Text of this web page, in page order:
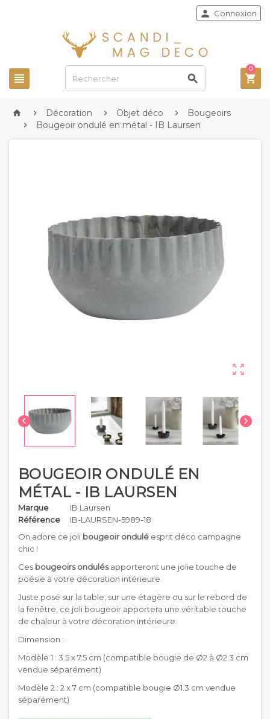
 
 Connexion

0
  Décoration  Objet déco  Bougeoirs
 Bougeoir ondulé en métal - IB Laursen

 
BOUGEOIR ONDULÉ EN
MÉTAL - IB LAURSEN
Marque
IB Laursen
Référence
IB-LAURSEN-5989-18
On adore ce joli bougeoir ondulé esprit déco campagne
chic !
Ces bougeoirs ondulésapporteront une jolie touche de
poésie à votre décoration intérieure.
Juste posé sur la table, sur une étagère ou sur le rebord de
la fenêtre, ce joli bougeoir apportera une véritable touche
de chaleur à votre décoration intérieure.
Dimension :
Modèle 1 : 3.5 x 7.5 cm (compatible bougie de Ø2 à Ø2.3 cm
vendue séparément)
Modèle 2 : 2 x 7 cm (compatible bougie Ø1.3 cm vendue
séparément)